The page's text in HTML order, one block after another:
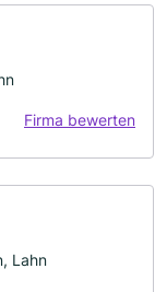
Firma bewerten
Lahn